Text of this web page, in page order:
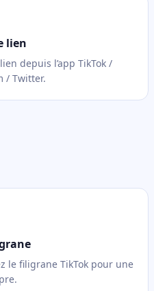
lien
depuis l’app TikTok /
/ Twitter.
le filigrane TikTok pour une